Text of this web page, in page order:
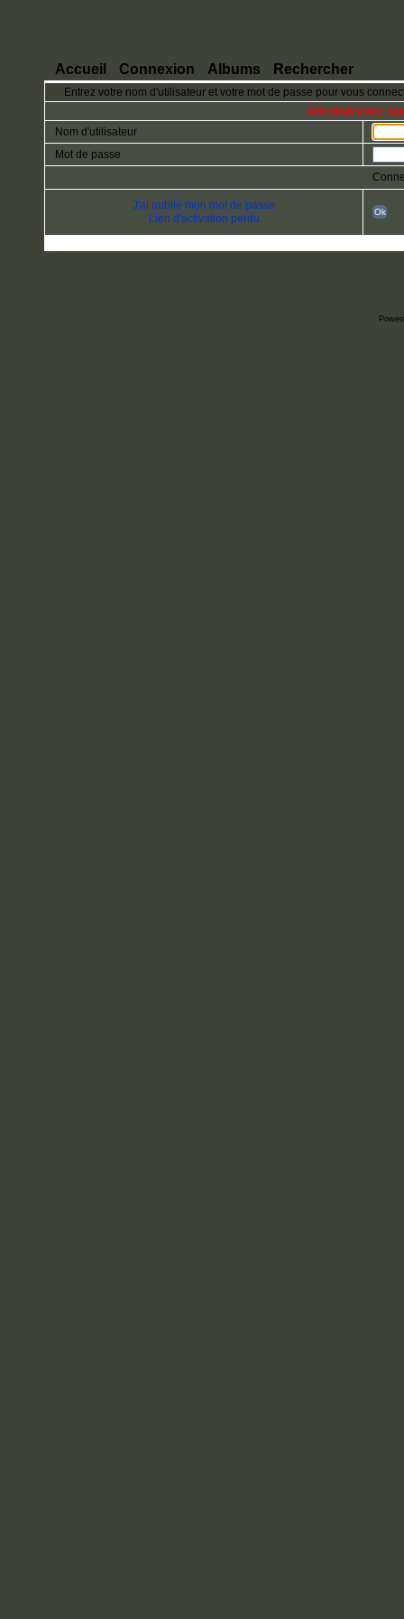
Accueil Connexion Albums Rechercher
Entrez votre nom d'utilisateur et votre mot de passe pour vous
Attention votre
Nom d'utilisateur
Mot de passe
J'ai oublié mon mot de passe
Lien d'activation perdu
Ok